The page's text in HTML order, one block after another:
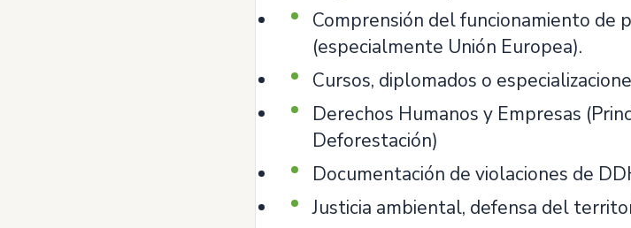
Comprensión del funcionamiento de
(especialmente Unión Europea).
Cursos, diplomados o
Derechos Humanos y Empresas
Deforestación)
Documentación de violaciones de
Justicia ambiental, defensa del